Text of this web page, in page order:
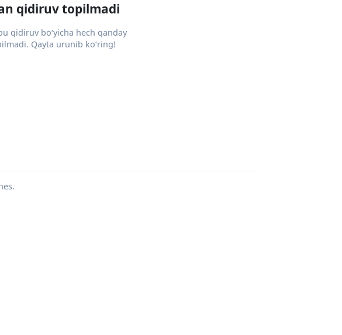
qidiruv topilmadi
qidiruv bo‘yicha hech qanday
Qayta urunib ko‘ring!